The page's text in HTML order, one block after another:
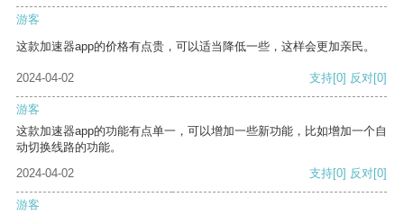
游客
这款加速器app的价格有点贵，可以适当降低一些，这样会更加亲民。
2024-04-02 支持[0] 反对[0]
游客
这款加速器app的功能有点单一，可以增加一些新功能，比如增加一个自
动切换线路的功能。
2024-04-02
支持[0] 反对[0]
游客